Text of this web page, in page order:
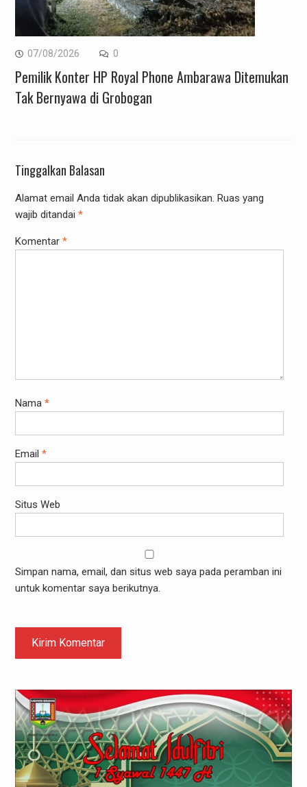
07/08/2026 0
Pemilik Konter HP Royal Phone Ambarawa Ditemukan
Tak Bernyawa di Grobogan
Tinggalkan Balasan
Alamat email Anda tidak akan dipublikasikan. Ruas yang
wajib ditandai *
Komentar *
Nama *
Email *
Situs Web
Simpan nama, email, dan situs web saya pada peramban ini
untuk komentar saya berikutnya.